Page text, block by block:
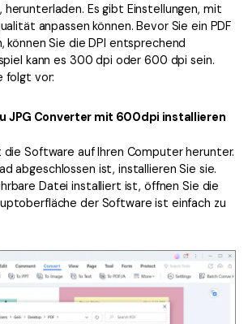
herunterladen. Es gibt Einstellungen, mit
anpassen können. Bevor Sie ein PDF
können Sie die DPI entsprechend
kann es 300 dpi oder 600 dpi sein.
folgt vor:
JPG Converter mit 600dpi installieren
die Software auf Ihren Computer herunter.
abgeschlossen ist, installieren Sie sie.
Datei installiert ist, öffnen Sie die
der Software ist einfach zu